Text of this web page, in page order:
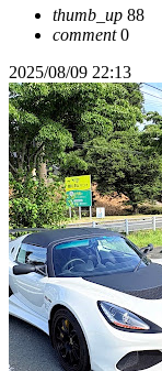
thumb_up 88
comment0
2025/08/09 22:13